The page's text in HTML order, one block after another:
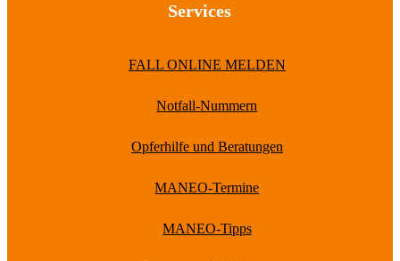
Services
FALL ONLINE MELDEN
Notfall-Nummern
Opferhilfe und Beratungen
MANEO-Termine
MANEO-Tipps